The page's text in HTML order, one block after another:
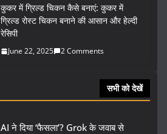
कुकर में ग्रिल्ड चिकन कैसे बनाएं: कुकर में
ग्रिल्ड रोस्ट चिकन बनाने की आसान और हेल्दी
रेसिपी
June 22, 2025 2 Comments
सभी को देखें
AI ने दिया ‘फैसला’? Grok के जवाब से